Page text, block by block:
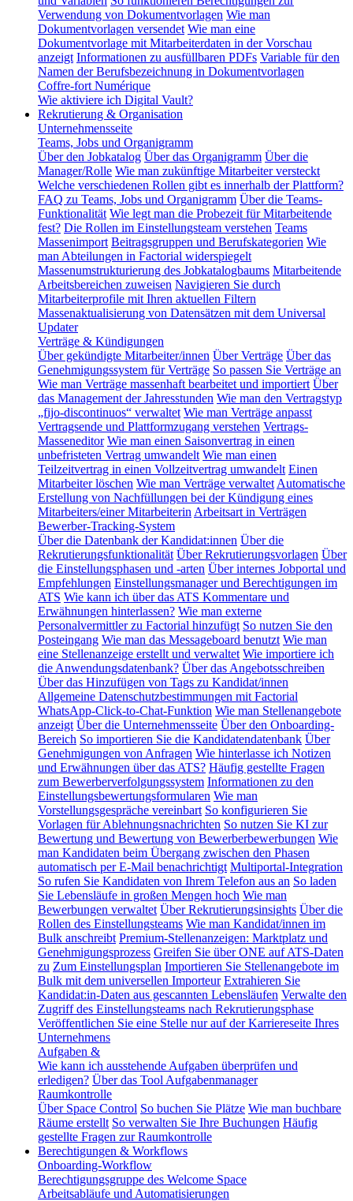
Verwendung von Dokumentvorlagen Wie man
Dokumentvorlagen versendet Wie man eine
Dokumentvorlage mit Mitarbeiterdaten in der Vorschau
anzeigt Informationen zu ausfüllbaren PDFs Variable für den
Namen der Berufsbezeichnung in Dokumentvorlagen
Coffre-fort Numérique
Wie aktiviere ich Digital Vault?
Rekrutierung & Organisation
Unternehmensseite
Teams, Jobs und Organigramm
Über den Jobkatalog Über das Organigramm Über die
Manager/Rolle Wie man zukünftige Mitarbeiter versteckt
Welche verschiedenen Rollen gibt es innerhalb der Plattform?
FAQ zu Teams, Jobs und Organigramm Über die Teams-
Funktionalität Wie legt man die Probezeit für Mitarbeitende
fest? Die Rollen im Einstellungsteam verstehen Teams
Massenimport Beitragsgruppen und Berufskategorien Wie
man Abteilungen in Factorial widerspiegelt
Massenumstrukturierung des Jobkatalogbaums Mitarbeitende
Arbeitsbereichen zuweisen Navigieren Sie durch
Mitarbeiterprofile mit Ihren aktuellen Filtern
Massenaktualisierung von Datensätzen mit dem Universal
Updater
Verträge & Kündigungen
Über gekündigte Mitarbeiter/innen Über Verträge Über das
Genehmigungssystem für Verträge So passen Sie Verträge an
Wie man Verträge massenhaft bearbeitet und importiert Über
das Management der Jahresstunden Wie man den Vertragstyp
„fijo-discontinuos“ verwaltet Wie man Verträge anpasst
Vertragsende und Plattformzugang verstehen Vertrags-
Masseneditor Wie man einen Saisonvertrag in einen
unbefristeten Vertrag umwandelt Wie man einen
Teilzeitvertrag in einen Vollzeitvertrag umwandelt Einen
Mitarbeiter löschen Wie man Verträge verwaltet Automatische
Erstellung von Nachfüllungen bei der Kündigung eines
Mitarbeiters/einer Mitarbeiterin Arbeitsart in Verträgen
Bewerber-Tracking-System
Über die Datenbank der Kandidat:innen Über die
Rekrutierungsfunktionalität Über Rekrutierungsvorlagen Über
die Einstellungsphasen und -arten Über internes Jobportal und
Empfehlungen Einstellungsmanager und Berechtigungen im
ATS Wie kann ich über das ATS Kommentare und
Erwähnungen hinterlassen? Wie man externe
Personalvermittler zu Factorial hinzufügt So nutzen Sie den
Posteingang Wie man das Messageboard benutzt Wie man
eine Stellenanzeige erstellt und verwaltet Wie importiere ich
die Anwendungsdatenbank? Über das Angebotsschreiben
Über das Hinzufügen von Tags zu Kandidat/innen
Allgemeine Datenschutzbestimmungen mit Factorial
WhatsApp-Click-to-Chat-Funktion Wie man Stellenangebote
anzeigt Über die Unternehmensseite Über den Onboarding-
Bereich So importieren Sie die Kandidatendatenbank Über
Genehmigungen von Anfragen Wie hinterlasse ich Notizen
und Erwähnungen über das ATS? Häufig gestellte Fragen
zum Bewerberverfolgungssystem Informationen zu den
Einstellungsbewertungsformularen Wie man
Vorstellungsgespräche vereinbart So konfigurieren Sie
Vorlagen für Ablehnungsnachrichten So nutzen Sie KI zur
Bewertung und Bewertung von Bewerberbewerbungen Wie
man Kandidaten beim Übergang zwischen den Phasen
automatisch per E-Mail benachrichtigt Multiportal-Integration
So rufen Sie Kandidaten von Ihrem Telefon aus an So laden
Sie Lebensläufe in großen Mengen hoch Wie man
Bewerbungen verwaltet Über Rekrutierungsinsights Über die
Rollen des Einstellungsteams Wie man Kandidat/innen im
Bulk anschreibt Premium-Stellenanzeigen: Marktplatz und
Genehmigungsprozess Greifen Sie über ONE auf ATS-Daten
zu Zum Einstellungsplan Importieren Sie Stellenangebote im
Bulk mit dem universellen Importeur Extrahieren Sie
Kandidat:in-Daten aus gescannten Lebensläufen Verwalte den
Zugriff des Einstellungsteams nach Rekrutierungsphase
Veröffentlichen Sie eine Stelle nur auf der Karriereseite Ihres
Unternehmens
Aufgaben &
Wie kann ich ausstehende Aufgaben überprüfen und
erledigen? Über das Tool Aufgabenmanager
Raumkontrolle
Über Space Control So buchen Sie Plätze Wie man buchbare
Räume erstellt So verwalten Sie Ihre Buchungen Häufig
gestellte Fragen zur Raumkontrolle
Berechtigungen & Workflows
Onboarding-Workflow
Berechtigungsgruppe des Welcome Space
Arbeitsabläufe und Automatisierungen